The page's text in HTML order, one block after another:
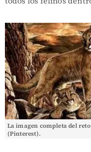
La imagen completa del
(Pinterest).